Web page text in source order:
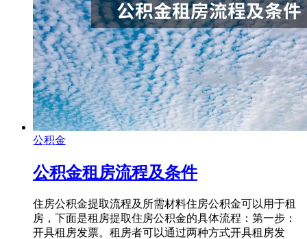
公积金
公积金租房流程及条件
住房公积金提取流程及所需材料住房公积金可以用于租
房，下面是租房提取住房公积金的具体流程：第一步：
开具租房发票。租房者可以通过两种方式开具租房发